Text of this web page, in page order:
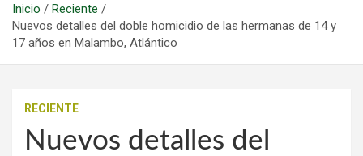
Inicio
Reciente
Nuevos detalles del doble homicidio de las hermanas de 14 y
17 años en Malambo, Atlántico
RECIENTE
Nuevos detalles del